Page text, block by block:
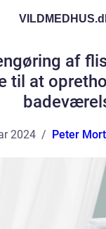
VILDMEDHUS.
af
til at
2024 Peter